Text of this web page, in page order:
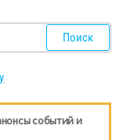
событий и